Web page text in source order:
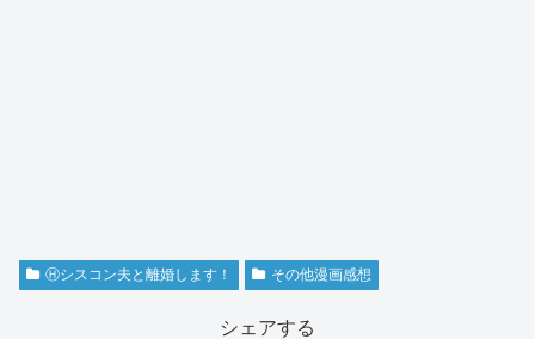
Ⓗシスコン夫と離婚します！ その他漫画感想
シェアする